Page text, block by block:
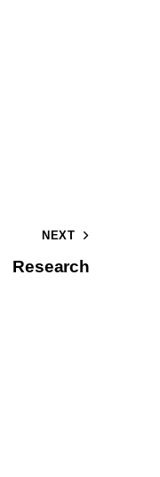
NEXT
Research